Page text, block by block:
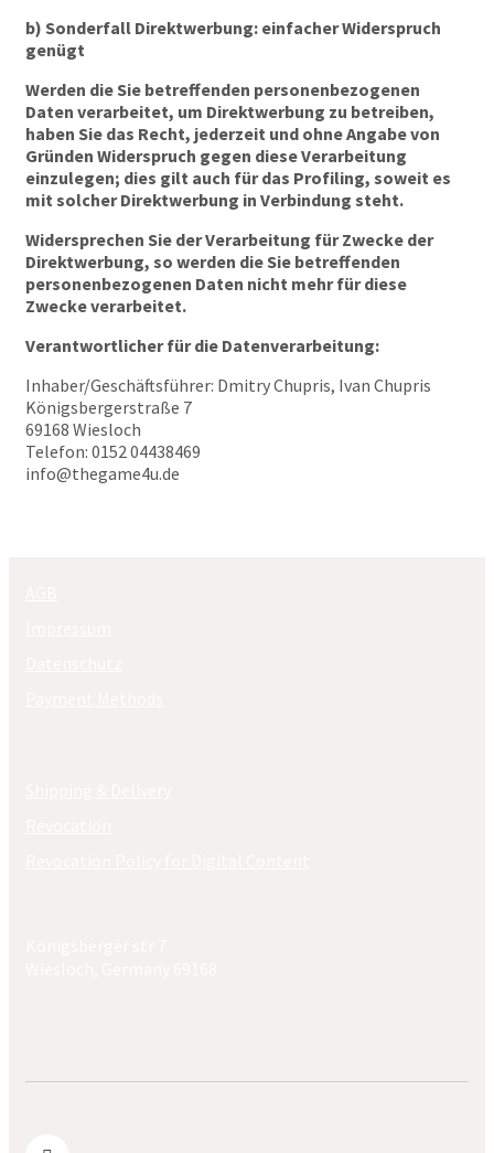
b) Sonderfall Direktwerbung: einfacher Widerspruch
genügt
Werden die Sie betreffenden personenbezogenen
Daten verarbeitet, um Direktwerbung zu betreiben,
haben Sie das Recht, jederzeit und ohne Angabe von
Gründen Widerspruch gegen diese Verarbeitung
einzulegen; dies gilt auch für das Profiling, soweit es
mit solcher Direktwerbung in Verbindung steht.
Widersprechen Sie der Verarbeitung für Zwecke der
Direktwerbung, so werden die Sie betreffenden
personenbezogenen Daten nicht mehr für diese
Zwecke verarbeitet.
Verantwortlicher für die Datenverarbeitung:
Inhaber/Geschäftsführer: Dmitry Chupris, Ivan Chupris
Königsbergerstraße 7
69168 Wiesloch
Telefon: 0152 04438469
info@thegame4u.de